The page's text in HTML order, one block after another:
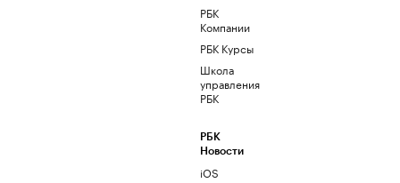
РБК
Компании
РБК Курсы
Школа
управления
РБК
РБК
Новости
iOS